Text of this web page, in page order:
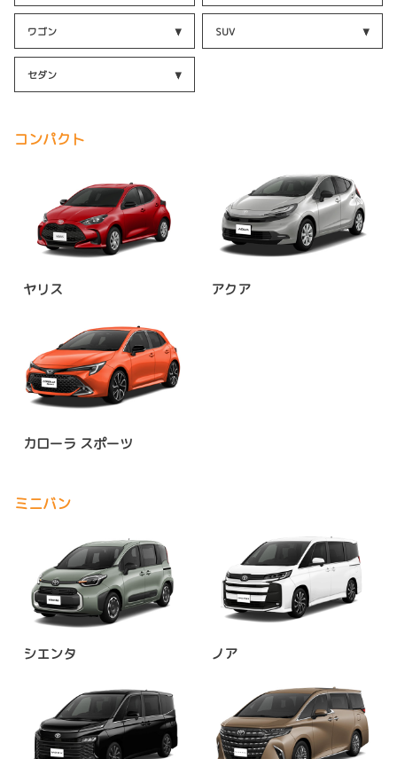
ワゴン SUV
セダン
コンパクト
ヤリス アクア
カローラ スポーツ
ミニバン
シエンタ ノア